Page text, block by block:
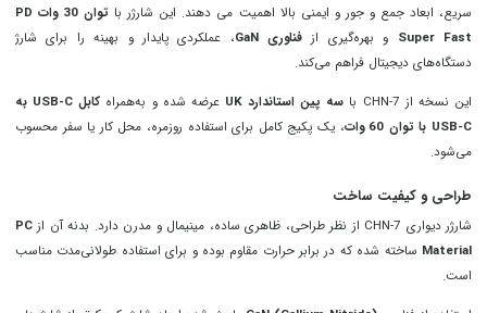
سریع، ابعاد جمع‌ و جور و ایمنی بالا اهمیت می‌ دهند. این شارژر با
توان 30 وات PD
Super Fast و بهره‌گیری از فناوری GaN
، عملکردی پایدار و بهینه را برای شارژ
دستگاه‌های دیجیتال فراهم می‌کند.
این نسخه از CHN‑7 با
سه پین استاندارد UK عرضه شده و به‌همراه
کابل USB‑C به
USB‑C با توان 60 وات
، یک پکیج کامل برای استفاده روزمره، محل کار یا سفر محسوب
می‌شود.
طراحی و کیفیت ساخت
شارژر دیواری CHN‑7 از نظر طراحی، ظاهری ساده، مینیمال و مدرن دارد. بدنه آن از
PC
Material ساخته شده که در برابر حرارت مقاوم بوده و برای استفاده طولانی‌مدت مناسب
است.